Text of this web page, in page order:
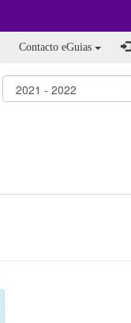
Contacto eGuias